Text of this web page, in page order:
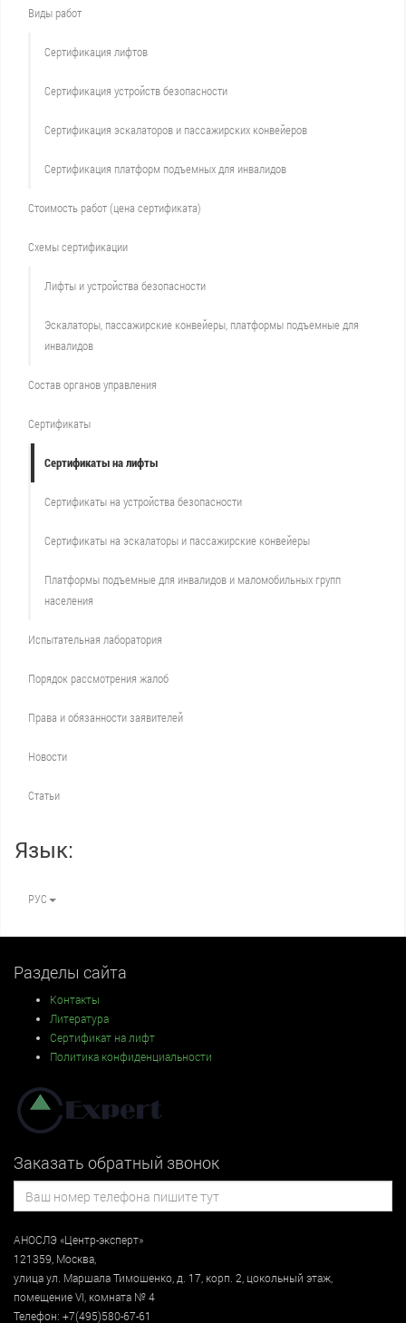
Виды работ
Сертификация лифтов
Сертификация устройств безопасности
Сертификация эскалаторов и пассажирских конвейеров
Сертификация платформ подъемных для инвалидов
Стоимость работ (цена сертификата)
Схемы сертификации
Лифты и устройства безопасности
Эскалаторы, пассажирские конвейеры, платформы подъемные для
инвалидов
Состав органов управления
Сертификаты
Сертификаты на лифты
Сертификаты на устройства безопасности
Сертификаты на эскалаторы и пассажирские конвейеры
Платформы подъемные для инвалидов и маломобильных групп
населения
Испытательная лаборатория
Порядок рассмотрения жалоб
Права и обязанности заявителей
Новости
Статьи
Язык:
РУС
Разделы сайта
Контакты
Литература
Сертификат на лифт
Политика конфиденциальности
Заказать обратный звонок
АНОСЛЭ «Центр-эксперт»
121359, Москва,
улицаул. Маршала Тимошенко, д. 17, корп. 2, цокольный этаж,
помещение VI, комната № 4
Телефон: +7(495)580-67-61